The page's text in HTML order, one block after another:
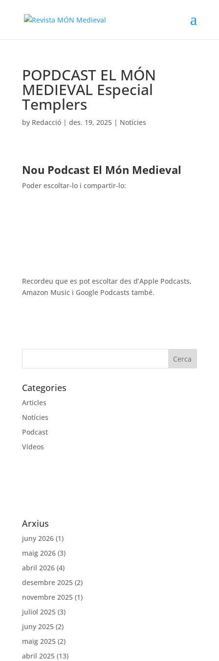
POPDCAST EL MÓN
MEDIEVAL Especial
Templers
by Redacció| des. 19, 2025| Notícies
Nou Podcast El Món Medieval
Poder escoltar-lo i compartir-lo:
Recordeu que es pot escoltar des d’Apple Podcasts,
Amazon Music i Google Podcasts també.
Categories
Articles
Notícies
Podcast
Vídeos
Arxius
juny 2026(1)
maig 2026(3)
abril 2026(4)
desembre 2025(2)
novembre 2025(1)
juliol 2025(3)
juny 2025(2)
maig 2025(2)
abril 2025(13)